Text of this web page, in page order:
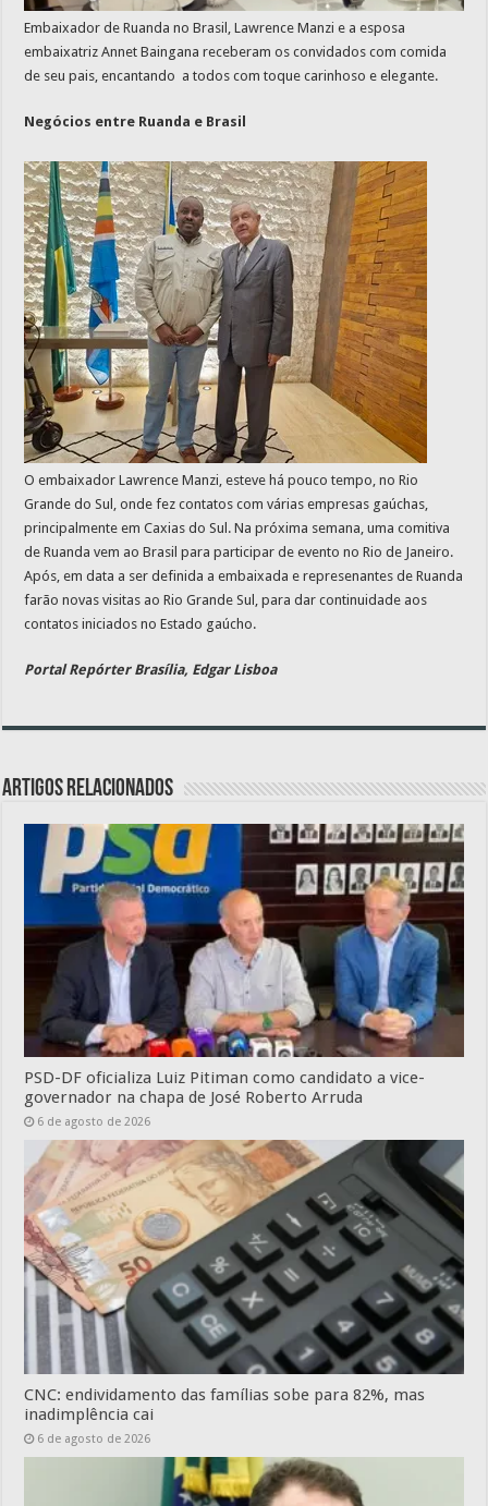
Embaixador de Ruanda no Brasil, Lawrence Manzi e a esposa
embaixatriz Annet Baingana receberam os convidados com comida
de seu pais, encantando a todos com toque carinhoso e elegante.
Negócios entre Ruanda e Brasil
O embaixador Lawrence Manzi, esteve há pouco tempo, no Rio
Grande do Sul, onde fez contatos com várias empresas gaúchas,
principalmente em Caxias do Sul. Na próxima semana, uma comitiva
de Ruanda vem ao Brasil para participar de evento no Rio de Janeiro.
Após, em data a ser definida a embaixada e represenantes de Ruanda
farão novas visitas ao Rio Grande Sul, para dar continuidade aos
contatos iniciados no Estado gaúcho.
Portal Repórter Brasília, Edgar Lisboa
Artigos relacionados
PSD-DF oficializa Luiz Pitiman como candidato a vice-
governador na chapa de José Roberto Arruda
6 de agosto de 2026
CNC: endividamento das famílias sobe para 82%, mas
inadimplência cai
6 de agosto de 2026